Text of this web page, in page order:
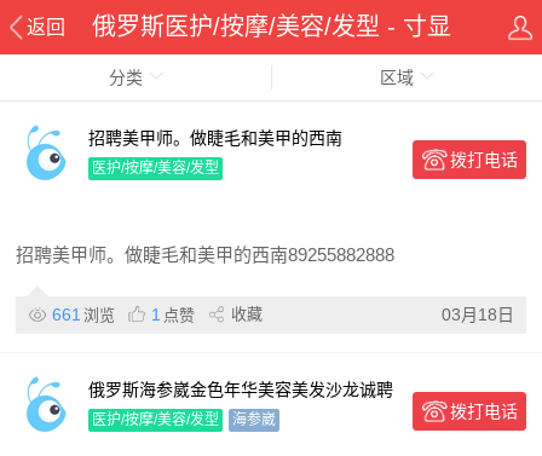
返回 俄罗斯医护/按摩/美容/发型 - 寸显
传媒华侨在线华人资讯网
分类 区域
招聘美甲师。做睫毛和美甲的西南
医护/按摩/美容/发型 拨打电话
招聘美甲师。做睫毛和美甲的西南89255882888
661 浏览 1 点赞 收藏 03月18日
俄罗斯海参崴金色年华美容美发沙龙诚聘
美发师，美甲师，美容院师，吧台服务收
医护/按摩/美容/发型 海参崴 拨打电话